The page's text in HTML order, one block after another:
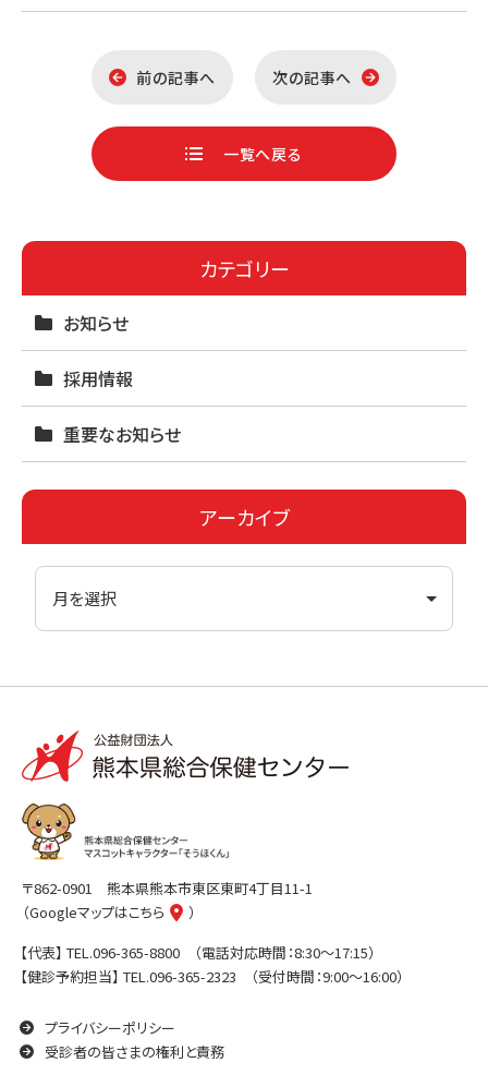
a
o
o
i
前の記事へ 次の記事へ
一覧へ戻る
カテゴリー
お知らせ
採用情報
重要なお知らせ
アーカイブ
〒862-0901
熊本県熊本市東区東町4丁目11-1
（Googleマップはこちら
）
【代表】 TEL.096-365-8800
（電話対応時間：8:30〜17:15）
【健診予約担当】 TEL.096-365-2323 （受付時間：9:00〜16:00）
プライバシーポリシー
受診者の皆さまの権利と責務